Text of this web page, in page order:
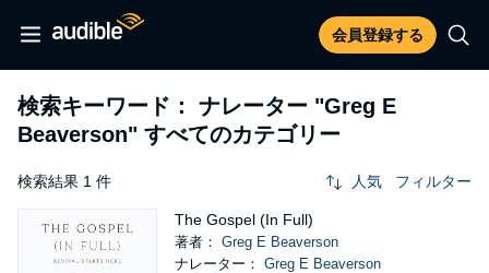
会員登録する
検索キーワード： ナレーター "Greg E
Beaverson" すべてのカテゴリー
検索結果 1 件 人気 フィルター
The Gospel (In Full)
著者： Greg E Beaverson
ナレーター： Greg E Beaverson